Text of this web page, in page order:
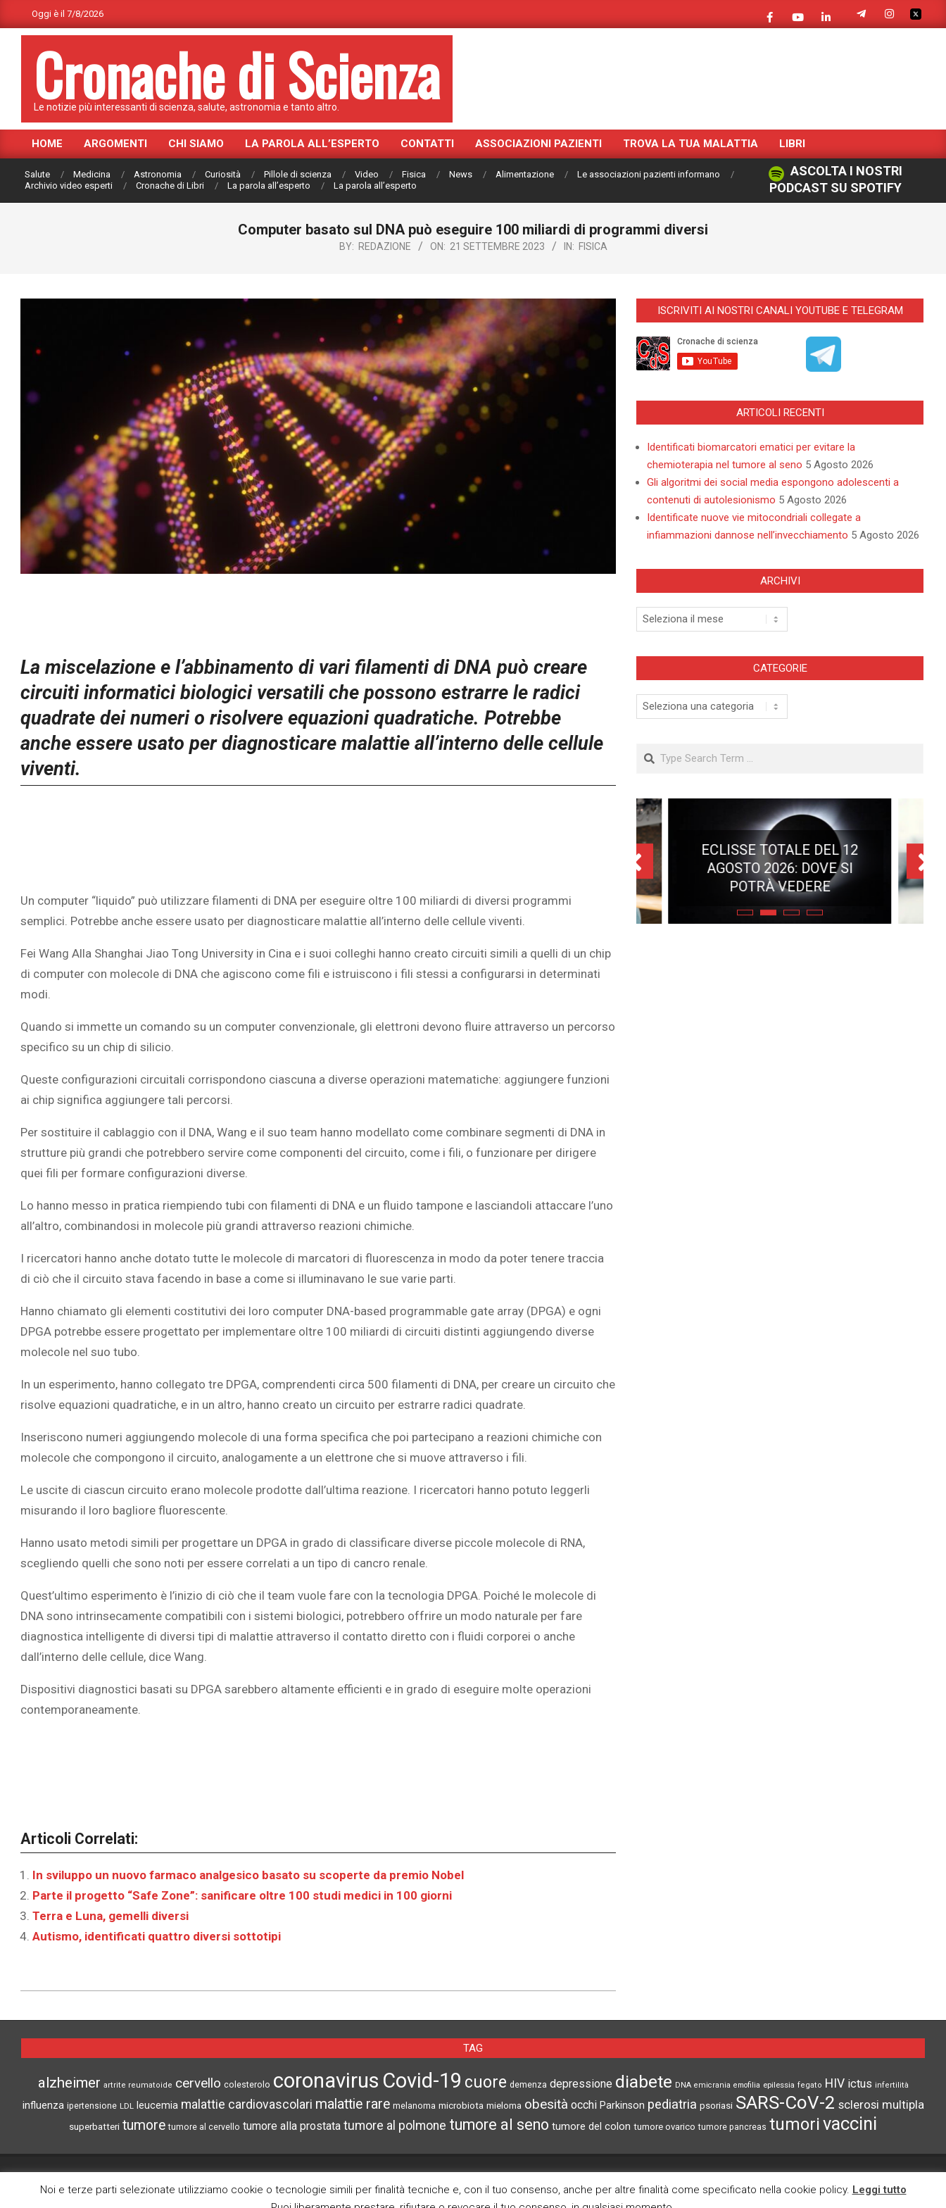
to
Oggi è il 7/8/2026
Cronache di Scienza
Le notizie più interessanti di scienza, salute, astronomia e tanto altro.
Primary
Navigation
Menu
HOME ARGOMENTI CHI SIAMO LA PAROLA ALL’ESPERTO CONTATTI ASSOCIAZIONI PAZIENTI TROVA LA TUA MALATTIA LIBRI
Salute Medicina Astronomia Curiosità Pillole di scienza Video Fisica News Alimentazione
Le associazioni pazienti informano
Archivio video esperti
Cronache di Libri La parola all’esperto La parola all’esperto
ASCOLTA I NOSTRI
PODCAST SU SPOTIFY
Computer basato sul DNA può eseguire 100 miliardi di programmi diversi
BY: REDAZIONE ON: 21 SETTEMBRE 2023 IN: FISICA
La miscelazione e l’abbinamento di vari filamenti di DNA può creare
circuiti informatici biologici versatili che possono estrarre le radici
quadrate dei numeri o risolvere equazioni quadratiche. Potrebbe
anche essere usato per diagnosticare malattie all’interno delle cellule
viventi.
Un computer “liquido” può utilizzare filamenti di DNA per eseguire oltre 100 miliardi di diversi programmi
semplici. Potrebbe anche essere usato per diagnosticare malattie all’interno delle cellule viventi.
Fei Wang Alla Shanghai Jiao Tong University in Cina e i suoi colleghi hanno creato circuiti simili a quelli di un chip
di computer con molecole di DNA che agiscono come fili e istruiscono i fili stessi a configurarsi in determinati
modi.
Quando si immette un comando su un computer convenzionale, gli elettroni devono fluire attraverso un percorso
specifico su un chip di silicio.
Queste configurazioni circuitali corrispondono ciascuna a diverse operazioni matematiche: aggiungere funzioni
ai chip significa aggiungere tali percorsi.
Per sostituire il cablaggio con il DNA, Wang e il suo team hanno modellato come combinare segmenti di DNA in
strutture più grandi che potrebbero servire come componenti del circuito, come i fili, o funzionare per dirigere
quei fili per formare configurazioni diverse.
Lo hanno messo in pratica riempiendo tubi con filamenti di DNA e un fluido tampone e lasciandoli attaccare l’uno
all’altro, combinandosi in molecole più grandi attraverso reazioni chimiche.
I ricercatori hanno anche dotato tutte le molecole di marcatori di fluorescenza in modo da poter tenere traccia
di ciò che il circuito stava facendo in base a come si illuminavano le sue varie parti.
Hanno chiamato gli elementi costitutivi dei loro computer DNA-based programmable gate array (DPGA) e ogni
DPGA potrebbe essere progettato per implementare oltre 100 miliardi di circuiti distinti aggiungendo diverse
molecole nel suo tubo.
In un esperimento, hanno collegato tre DPGA, comprendenti circa 500 filamenti di DNA, per creare un circuito che
risolve equazioni quadratiche, e in un altro, hanno creato un circuito per estrarre radici quadrate.
Inseriscono numeri aggiungendo molecole di una forma specifica che poi partecipano a reazioni chimiche con
molecole che compongono il circuito, analogamente a un elettrone che si muove attraverso i fili.
Le uscite di ciascun circuito erano molecole prodotte dall’ultima reazione. I ricercatori hanno potuto leggerli
misurando il loro bagliore fluorescente.
Hanno usato metodi simili per progettare un DPGA in grado di classificare diverse piccole molecole di RNA,
scegliendo quelli che sono noti per essere correlati a un tipo di cancro renale.
Quest’ultimo esperimento è l’inizio di ciò che il team vuole fare con la tecnologia DPGA. Poiché le molecole di
DNA sono intrinsecamente compatibili con i sistemi biologici, potrebbero offrire un modo naturale per fare
diagnostica intelligente di diversi tipi di malattie attraverso il contatto diretto con i fluidi corporei o anche
dall’interno delle cellule, dice Wang.
Dispositivi diagnostici basati su DPGA sarebbero altamente efficienti e in grado di eseguire molte operazioni
contemporaneamente.
Articoli Correlati:
In sviluppo un nuovo farmaco analgesico basato su scoperte da premio Nobel
Parte il progetto “Safe Zone”: sanificare oltre 100 studi medici in 100 giorni
Terra e Luna, gemelli diversi
Autismo, identificati quattro diversi sottotipi
ISCRIVITI AI NOSTRI CANALI YOUTUBE E TELEGRAM
ARTICOLI RECENTI
Identificati biomarcatori ematici per evitare la
chemioterapia nel tumore al seno 5 Agosto 2026
Gli algoritmi dei social media espongono adolescenti a
contenuti di autolesionismo 5 Agosto 2026
Identificate nuove vie mitocondriali collegate a
infiammazioni dannose nell’invecchiamento 5 Agosto 2026
ARCHIVI
Archivi
CATEGORIE
Categorie
Search
PERSONE IMMAGINANO
SOVRAPPESO E OBESITÀ
ADULTA
ECLISSE TOTALE DEL 12
AGOSTO 2026: DOVE SI
POTRÀ VEDERE
TAG
alzheimer artrite reumatoide cervello colesterolo coronavirus Covid-19 cuore demenza depressione diabete DNA emicrania emofilia epilessia fegato HIV ictus infertilità
influenza ipertensione LDL leucemia malattie cardiovascolari malattie rare melanoma microbiota mieloma obesità occhi Parkinson pediatria psoriasi SARS-CoV-2 sclerosi multipla
superbatteri tumore tumore al cervello tumore alla prostata tumore al polmone tumore al seno tumore del colon tumore ovarico tumore pancreas tumorivaccini
CRONACHE DI SCIENZA CERCA NEL SITO ARCHIVI CI TROVI ANCHE SU
Noi e terze parti selezionate utilizziamo cookie o tecnologie simili per finalità tecniche e, con il tuo consenso, anche per altre finalità come specificato nella cookie policy. Leggi tutto